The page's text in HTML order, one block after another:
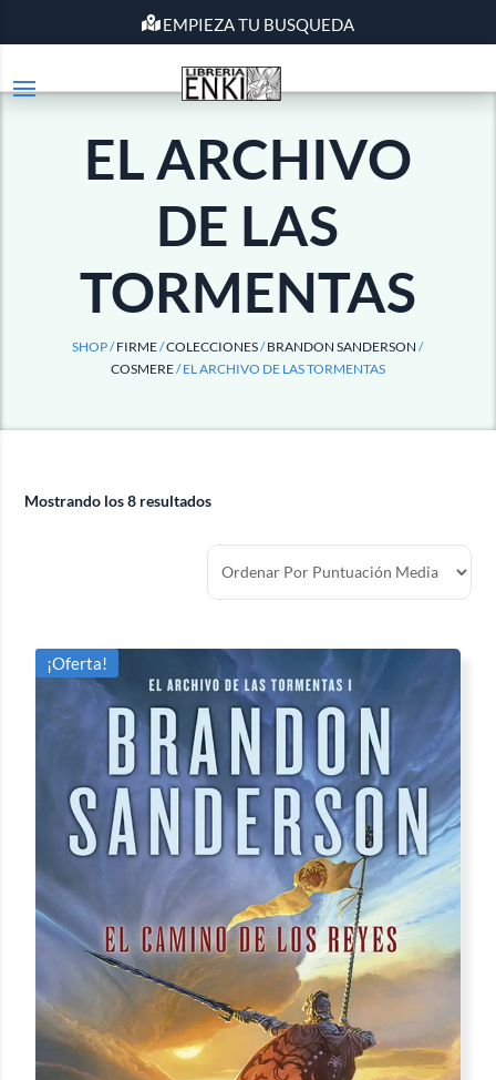
EMPIEZA TU BUSQUEDA
EL ARCHIVO
DE LAS
TORMENTAS
SHOP /FIRME/COLECCIONES/BRANDON SANDERSON /
COSMERE/ EL ARCHIVO DE LAS TORMENTAS
Mostrando los 8 resultados
¡Oferta!